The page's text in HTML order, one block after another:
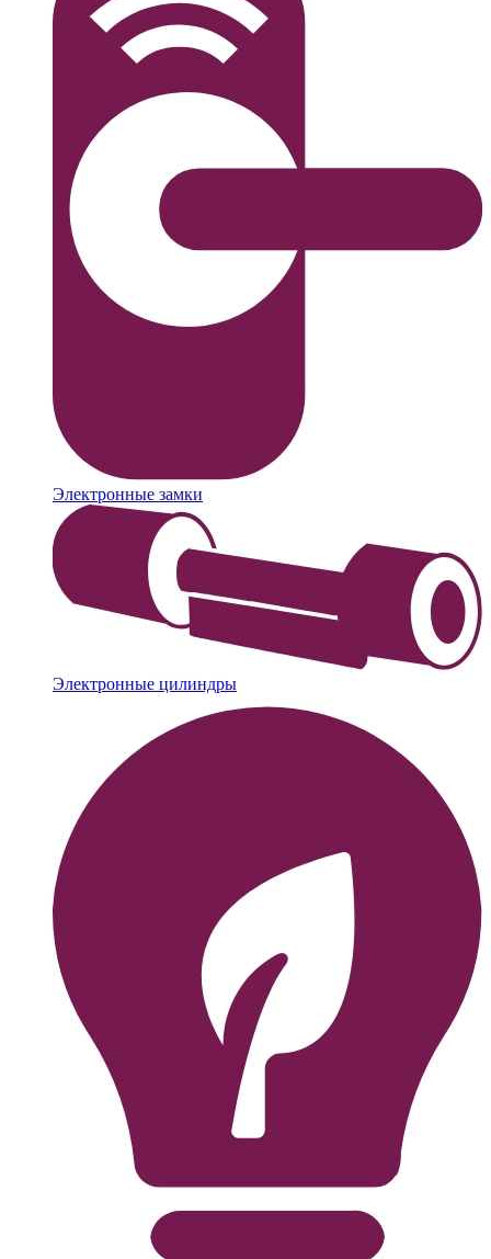
Электронные замки
Электронные цилиндры